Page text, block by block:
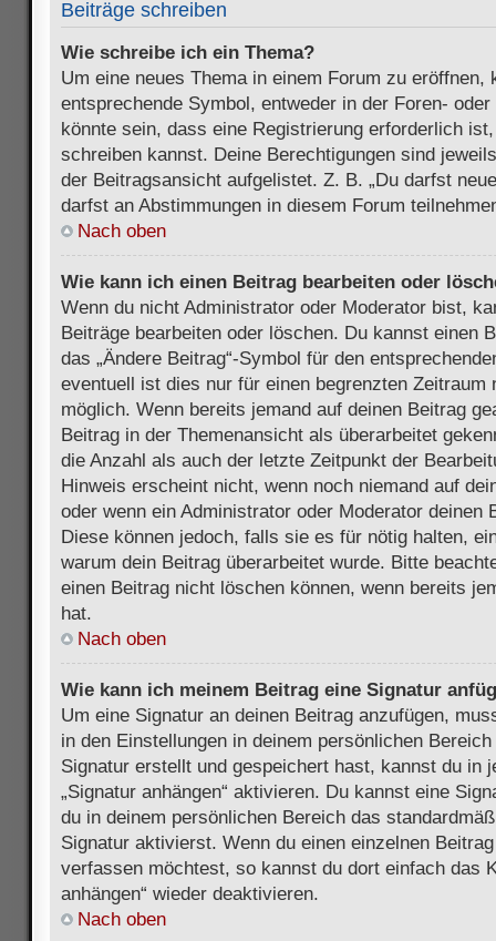
Beiträge schreiben
Wie schreibe ich ein Thema?
Um eine neues Thema in einem Forum zu eröffnen,
entsprechende Symbol, entweder in der Foren-
könnte sein, dass eine Registrierung erforderlich
schreiben kannst. Deine Berechtigungen sind
der Beitragsansicht aufgelistet. Z. B. „Du darfst
darfst an Abstimmungen in diesem Forum
Nach oben
Wie kann ich einen Beitrag bearbeiten oder
Wenn du nicht Administrator oder Moderator bist,
Beiträge bearbeiten oder löschen. Du kannst einen
das „Ändere Beitrag“-Symbol für den
eventuell ist dies nur für einen begrenzten Zeitraum
möglich. Wenn bereits jemand auf deinen Beitrag
Beitrag in der Themenansicht als überarbeitet
die Anzahl als auch der letzte Zeitpunkt der
Hinweis erscheint nicht, wenn noch niemand auf
oder wenn ein Administrator oder Moderator deinen
Diese können jedoch, falls sie es für nötig halten,
warum dein Beitrag überarbeitet wurde. Bitte
einen Beitrag nicht löschen können, wenn bereits
hat.
Nach oben
Wie kann ich meinem Beitrag eine Signatur
Um eine Signatur an deinen Beitrag anzufügen,
in den Einstellungen in deinem persönlichen
Signatur erstellt und gespeichert hast, kannst du in
„Signatur anhängen“ aktivieren. Du kannst eine
du in deinem persönlichen Bereich das
Signatur aktivierst. Wenn du einen einzelnen
verfassen möchtest, so kannst du dort einfach das
anhängen“ wieder deaktivieren.
Nach oben